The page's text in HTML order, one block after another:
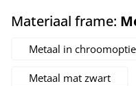
Materiaal frame:
Metaal in
Metaal mat zwart